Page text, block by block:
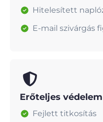
Hitelesített
E-mail szivárgás
Erőteljes védelem
Fejlett titkosítás